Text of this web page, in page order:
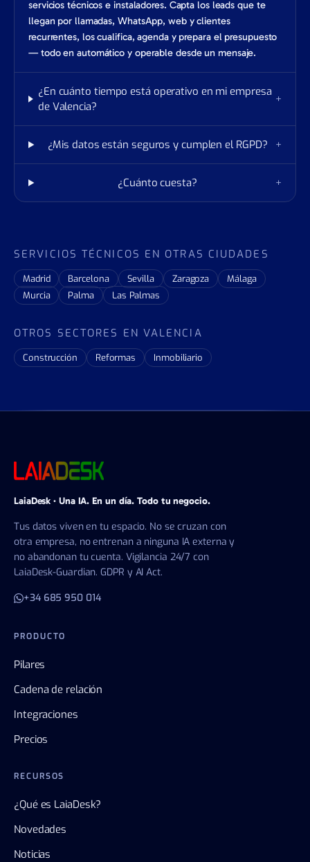
servicios técnicos e instaladores. Capta los leads que te
llegan por llamadas, WhatsApp, web y clientes
recurrentes, los cualifica, agenda y prepara el presupuesto
— todo en automático y operable desde un mensaje.
¿En cuánto tiempo está operativo en mi empresa
de Valencia?
+
¿Mis datos están seguros y cumplen el RGPD? +
¿Cuánto cuesta? +
SERVICIOS TÉCNICOS EN OTRAS CIUDADES
Madrid Barcelona Sevilla Zaragoza
Málaga
Murcia
Palma Las Palmas
OTROS SECTORES EN VALENCIA
Construcción Reformas Inmobiliario
LaiaDesk · Una IA. En un día. Todo tu negocio.
Tus datos viven en tu espacio. No se cruzan con
otra empresa, no entrenan a ninguna IA externa y
no abandonan tu cuenta. Vigilancia 24/7 con
LaiaDesk-Guardian. GDPR y AI Act.
+34 685 950 014
PRODUCTO
Pilares
Cadena de relación
Integraciones
Precios
RECURSOS
¿Qué es LaiaDesk?
Novedades
Noticias